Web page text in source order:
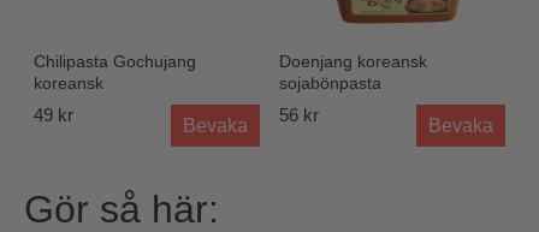
Chilipasta Gochujang
koreansk
49 kr
Bevaka
Doenjang koreansk
sojabönpasta
56 kr
Bevaka
Gör så här: